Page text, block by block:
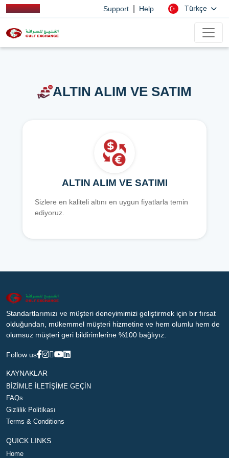
Support Help Türkçe
ALTIN ALIM VE SATIM
ALTIN ALIM VE SATIMI
Sizlere en kaliteli altını en uygun fiyatlarla temin
ediyoruz.
Standartlarımızı ve müşteri deneyimimizi geliştirmek için bir fırsat
olduğundan, mükemmel müşteri hizmetine ve hem olumlu hem de
olumsuz müşteri geri bildirimlerine %100 bağlıyız.
Follow us
KAYNAKLAR
BİZİMLE İLETİŞİME GEÇİN
FAQs
Gizlilik Politikası
Terms & Conditions
QUICK LINKS
Home